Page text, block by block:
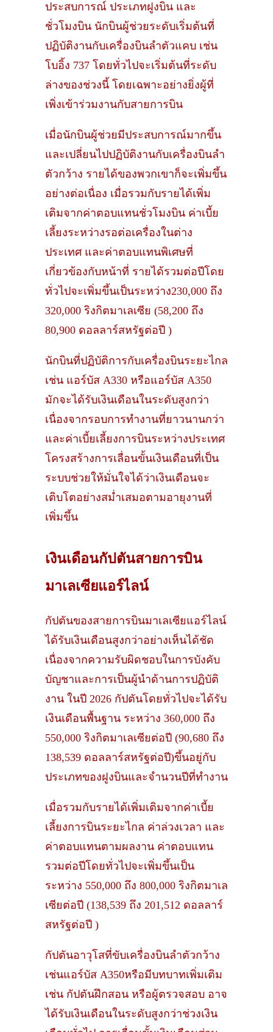
ประสบการณ์ ประเภทฝูงบิน และ
ชั่วโมงบิน นักบินผู้ช่วยระดับเริ่มต้นที่
ปฏิบัติงานกับเครื่องบินลำตัวแคบ เช่น
โบอิ้ง 737 โดยทั่วไปจะเริ่มต้นที่ระดับ
ล่างของช่วงนี้ โดยเฉพาะอย่างยิ่งผู้ที่
เพิ่งเข้าร่วมงานกับสายการบิน
เมื่อนักบินผู้ช่วยมีประสบการณ์มากขึ้น
และเปลี่ยนไปปฏิบัติงานกับเครื่องบินลำ
ตัวกว้าง รายได้ของพวกเขาก็จะเพิ่มขึ้น
อย่างต่อเนื่อง เมื่อรวมกับรายได้เพิ่ม
เติมจากค่าตอบแทนชั่วโมงบิน ค่าเบี้ย
เลี้ยงระหว่างรอต่อเครื่องในต่าง
ประเทศ และค่าตอบแทนพิเศษที่
เกี่ยวข้องกับหน้าที่ รายได้รวมต่อปีโดย
ทั่วไปจะเพิ่มขึ้นเป็นระหว่าง230,000 ถึง
320,000 ริงกิตมาเลเซีย (58,200 ถึง
80,900 ดอลลาร์สหรัฐต่อปี )
นักบินที่ปฏิบัติการกับเครื่องบินระยะไกล
เช่น แอร์บัส A330 หรือแอร์บัส A350
มักจะได้รับเงินเดือนในระดับสูงกว่า
เนื่องจากรอบการทำงานที่ยาวนานกว่า
และค่าเบี้ยเลี้ยงการบินระหว่างประเทศ
โครงสร้างการเลื่อนขั้นเงินเดือนที่เป็น
ระบบช่วยให้มั่นใจได้ว่าเงินเดือนจะ
เติบโตอย่างสม่ำเสมอตามอายุงานที่
เพิ่มขึ้น
เงินเดือนกัปตันสายการบิน
มาเลเซียแอร์ไลน์
กัปตันของสายการบินมาเลเซียแอร์ไลน์
ได้รับเงินเดือนสูงกว่าอย่างเห็นได้ชัด
เนื่องจากความรับผิดชอบในการบังคับ
บัญชาและการเป็นผู้นำด้านการปฏิบัติ
งาน ในปี 2026 กัปตันโดยทั่วไปจะได้รับ
เงินเดือนพื้นฐาน ระหว่าง 360,000 ถึง
550,000 ริงกิตมาเลเซียต่อปี (90,680 ถึง
138,539 ดอลลาร์สหรัฐต่อปี)ขึ้นอยู่กับ
ประเภทของฝูงบินและจำนวนปีที่ทำงาน
เมื่อรวมกับรายได้เพิ่มเติมจากค่าเบี้ย
เลี้ยงการบินระยะไกล ค่าล่วงเวลา และ
ค่าตอบแทนตามผลงาน ค่าตอบแทน
รวมต่อปีโดยทั่วไปจะเพิ่มขึ้นเป็น
ระหว่าง 550,000 ถึง 800,000 ริงกิตมาเล
เซียต่อปี (138,539 ถึง 201,512 ดอลลาร์
สหรัฐต่อปี )
กัปตันอาวุโสที่ขับเครื่องบินลำตัวกว้าง
เช่นแอร์บัส A350หรือมีบทบาทเพิ่มเติม
เช่น กัปตันฝึกสอน หรือผู้ตรวจสอบ อาจ
ได้รับเงินเดือนในระดับสูงกว่าช่วงเงิน